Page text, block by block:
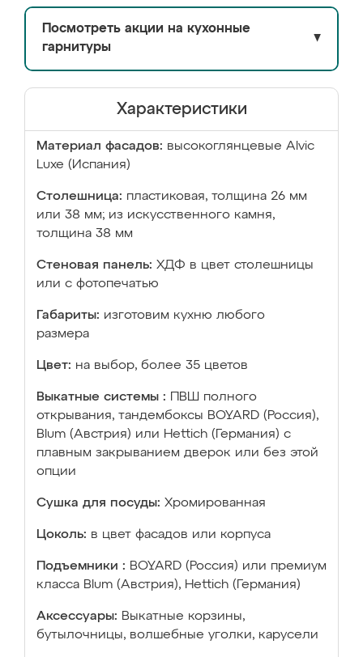
Посмотреть акции на кухонные
гарнитуры
▼
Характеристики
Материал фасадов: высокоглянцевые Аlvic
Luxe (Испания)
Столешница: пластиковая, толщина 26 мм
или 38 мм; из искусственного камня,
толщина 38 мм
Стеновая панель: ХДФ в цвет столешницы
или с фотопечатью
Габариты: изготовим кухню любого
размера
Цвет: на выбор, более 35 цветов
Выкатные системы :
ПВШ полного
открывания, тандембоксы BOYARD (Россия),
Blum (Австрия) или Hettich (Германия) с
плавным закрыванием дверок или без этой
опции
Сушка для посуды: Хромированная
Цоколь: в цвет фасадов или корпуса
Подъемники : BOYARD (Россия) или премиум
класса Blum (Австрия), Hettich (Германия)
Аксессуары: Выкатные корзины,
бутылочницы, волшебные уголки, карусели